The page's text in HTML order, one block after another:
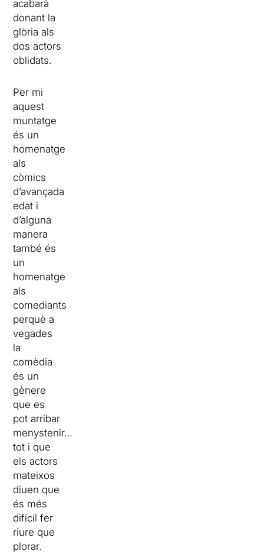
acabarà
donant la
glòria als
dos actors
oblidats.
Per mi
aquest
muntatge
és un
homenatge
als
còmics
d’avançada
edat i
d’alguna
manera
també és
un
homenatge
als
comediants
perquè a
vegades
la
comèdia
és un
gènere
que es
pot arribar
menystenir…
tot i que
els actors
mateixos
diuen que
és més
difícil fer
riure que
plorar.